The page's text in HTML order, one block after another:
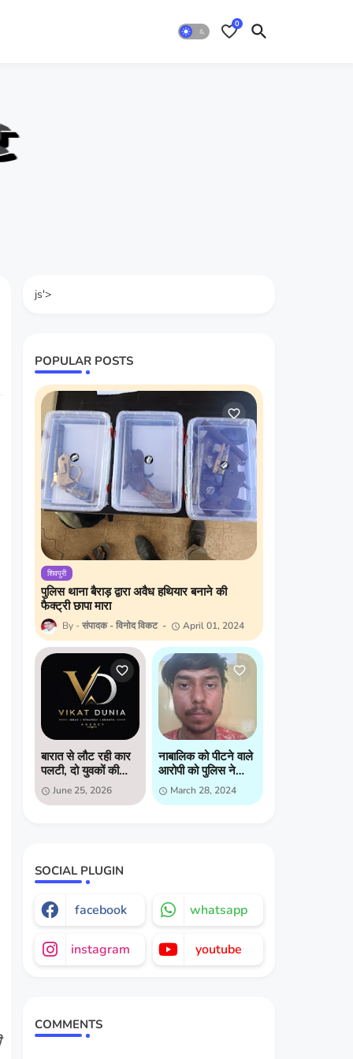
0
js'>
POPULAR POSTS
शिवपुरी
पुलिस थाना बैराड़ द्वारा अवैध हथियार बनाने की
फैक्ट्री छापा मारा
संपादक - विनोद विकट April 01, 2024
बारात से लौट रही कार
पलटी, दो युवकों की
मौत, दो गंभीर घायल
June 25, 2026
नाबालिक को पीटने वाले
आरोपी को पुलिस ने
किया गिरप्तार
March 28, 2024
SOCIAL PLUGIN
facebook whatsapp
instagram youtube
COMMENTS